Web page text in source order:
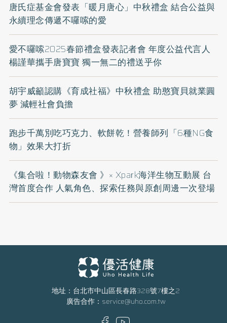
唐氏症基金會發表「暖月唐心」中秋禮盒 結合公益與
永續理念傳遞不囉嗦的愛
愛不囉嗦2025春節禮盒發表記者會 年度公益代言人
楊謹華攜手唐寶寶 獨一無二的禮送乎你
胡宇威籲認購《育成社福》中秋禮盒 助憨寶貝就業圓
夢 減輕社會負擔
跑步千萬別吃巧克力、軟餅乾！營養師列「6種NG食
物」效果大打折
《集合啦！動物森友會 》× Xpark海洋生物互動展 台
灣首度合作 人氣角色、探索任務與原創周邊一次登場
地址：台北市中山區長春路328號7樓之2
廣告合作： service@uho.com.tw